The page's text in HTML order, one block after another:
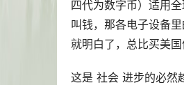
四代为数字币）适用
叫钱，那各电子设备
就明白了，总比买美国
这是 社会 进步的必然